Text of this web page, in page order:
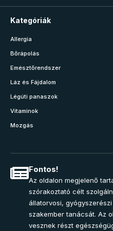
Kategóriák
Allergia
Bőrápolás
Emésztőrendszer
Láz és Fájdalom
Légúti panaszok
Vitaminok
Mozgás
Fontos!
Az oldalon megjelenő
szórakoztató célt
állatorvosi,
szakember tanácsát. Az
vesznek részt